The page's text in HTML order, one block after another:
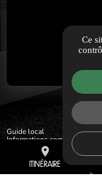
place
ITINÉRAIRE
Guide local
Informations complémentaires
Mentions légales
Politique de confidentialité
Gestion des cookies
Ce